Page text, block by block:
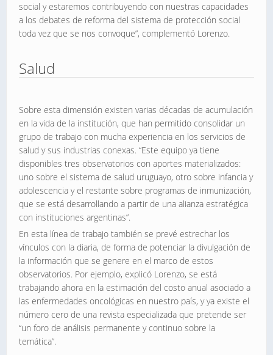
social y estaremos contribuyendo con nuestras capacidades
a los debates de reforma del sistema de protección social
toda vez que se nos convoque”, complementó Lorenzo.
Salud
Sobre esta dimensión existen varias décadas de acumulación
en la vida de la institución, que han permitido consolidar un
grupo de trabajo con mucha experiencia en los servicios de
salud y sus industrias conexas. “Este equipo ya tiene
disponibles tres observatorios con aportes materializados:
uno sobre el sistema de salud uruguayo, otro sobre infancia y
adolescencia y el restante sobre programas de inmunización,
que se está desarrollando a partir de una alianza estratégica
con instituciones argentinas”.
En esta línea de trabajo también se prevé estrechar los
vínculos con la diaria, de forma de potenciar la divulgación de
la información que se genere en el marco de estos
observatorios. Por ejemplo, explicó Lorenzo, se está
trabajando ahora en la estimación del costo anual asociado a
las enfermedades oncológicas en nuestro país, y ya existe el
número cero de una revista especializada que pretende ser
“un foro de análisis permanente y continuo sobre la
temática”.